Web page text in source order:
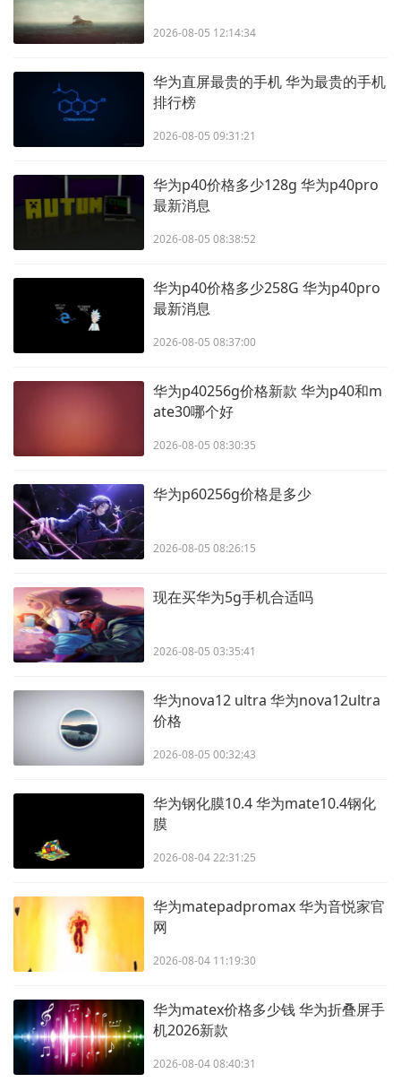
2026-08-05 12:14:34
华为直屏最贵的手机 华为最贵的手机
排行榜
2026-08-05 09:31:21
华为p40价格多少128g 华为p40pro
最新消息
2026-08-05 08:38:52
华为p40价格多少258G 华为p40pro
最新消息
2026-08-05 08:37:00
华为p40256g价格新款 华为p40和m
ate30哪个好
2026-08-05 08:30:35
华为p60256g价格是多少
2026-08-05 08:26:15
现在买华为5g手机合适吗
2026-08-05 03:35:41
华为nova12 ultra 华为nova12ultra
价格
2026-08-05 00:32:43
华为钢化膜10.4 华为mate10.4钢化
膜
2026-08-04 22:31:25
华为matepadpromax 华为音悦家官
网
2026-08-04 11:19:30
华为matex价格多少钱 华为折叠屏手
机2026新款
2026-08-04 08:40:31